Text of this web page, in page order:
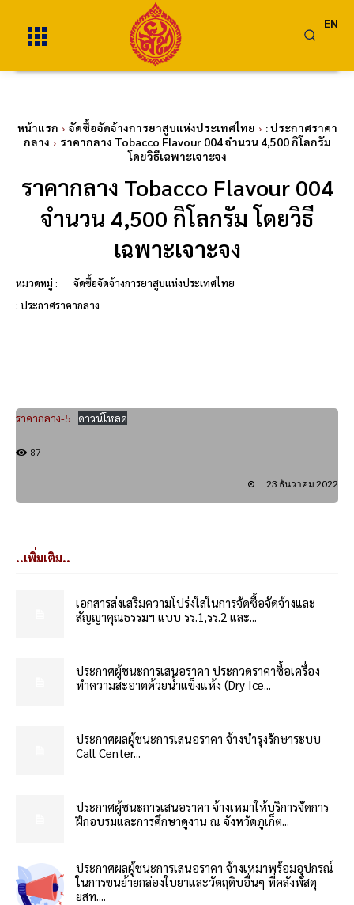
EN
หน้าแรก จัดซื้อจัดจ้างการยาสูบแห่งประเทศไทย
: ประกาศราคา
กลาง
ราคากลาง Tobacco Flavour 004 จำนวน 4,500 กิโลกรัม
โดยวิธีเฉพาะเจาะจง
ราคากลาง Tobacco Flavour 004
จำนวน 4,500 กิโลกรัม โดยวิธี
เฉพาะเจาะจง
หมวดหมู่ :
จัดซื้อจัดจ้างการยาสูบแห่งประเทศไทย
: ประกาศราคากลาง
ราคากลาง-5 ดาวน์โหลด
87
23 ธันวาคม 2022
..เพิ่มเติม..
เอกสารส่งเสริมความโปร่งใสในการจัดซื้อจัดจ้างและ
สัญญาคุณธรรมฯ แบบ รร.1,รร.2 และ...
ประกาศผู้ชนะการเสนอราคา ประกวดราคาซื้อเครื่อง
ทำความสะอาดด้วยน้ำแข็งแห้ง (Dry Ice...
ประกาศผลผู้ชนะการเสนอราคา จ้างบำรุงรักษาระบบ
Call Center...
ประกาศผู้ชนะการเสนอราคา จ้างเหมาให้บริการจัดการ
ฝึกอบรมและการศึกษาดูงาน ณ จังหวัดภูเก็ต...
ประกาศผลผู้ชนะการเสนอราคา จ้างเหมาพร้อมอุปกรณ์
ในการขนย้ายกล่องใบยาและวัตถุดิบอื่นๆ ที่คลังพัสดุ
ยสท....